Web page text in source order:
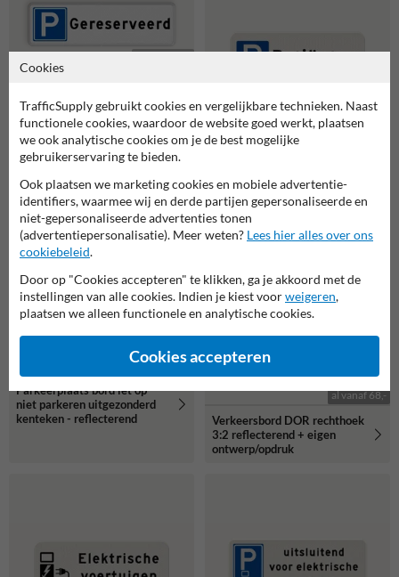
Parkeerplaats bord
gereserveerd - reflecterend
48,00
gereserveerd patiënten -
reflecterend
42,00
✔ aanbieding
Parkeerplaats bord let op
niet parkeren uitgezonderd
kenteken - reflecterend
keuze
96,00
al vanaf 68,-
Verkeersbord DOR rechthoek
3:2 reflecterend + eigen
ontwerp/opdruk
Cookies
TrafficSupply gebruikt cookies en vergelijkbare technieken. Naast
functionele cookies, waardoor de website goed werkt, plaatsen
we ook analytische cookies om je de best mogelijke
gebruikerservaring te bieden.
Ook plaatsen we marketing cookies en mobiele advertentie-
identifiers, waarmee wij en derde partijen gepersonaliseerde en
niet-gepersonaliseerde advertenties tonen
(advertentiepersonalisatie). Meer weten? Lees hier alles over ons
cookiebeleid.
Door op "Cookies accepteren" te klikken, ga je akkoord met de
instellingen van alle cookies. Indien je kiest voorweigeren,
plaatsen we alleen functionele en analytische cookies.
Cookies accepteren